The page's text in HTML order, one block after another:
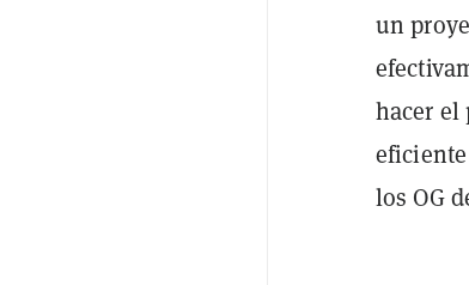
un
hacer el
los OG